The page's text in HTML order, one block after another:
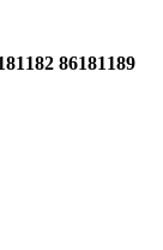
86181189